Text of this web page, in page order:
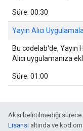
Süre: 00:30
Yayın Alıcı
Bu codelab'de, Yayın
Alıcı uygulamanıza
Süre: 01:00
Aksi belirtilmediği sürece
Lisansı altında ve kod